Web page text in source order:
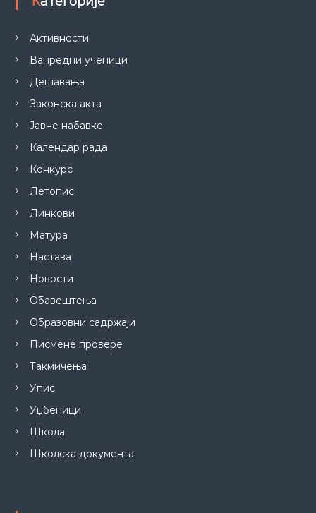
Активности
Ванредни ученици
Дешавања
Законска акта
Јавне набавке
Календар рада
Конкурс
Летопис
Линкови
Матура
Настава
Новости
Обавештења
Образовни садржаји
Писмене провере
Такмичења
Упис
Уџбеници
Школа
Школска документа